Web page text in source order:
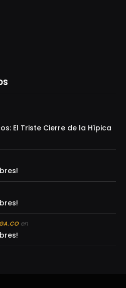
El Triste Cierre de la Hípica
en